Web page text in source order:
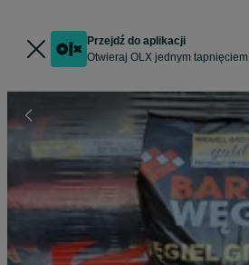
Przejdź do aplikacji
Otwieraj OLX jednym tapnięciem